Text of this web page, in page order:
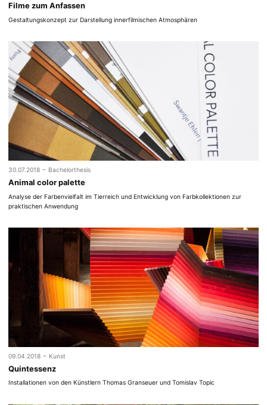
Filme zum Anfassen
Gestaltungskonzept zur Darstellung innerfilmischen Atmosphären
30.07.2018 - Bachelorthesis
Animal color palette
Analyse der Farbenvielfalt im Tierreich und Entwicklung von Farbkollektionen zur
praktischen Anwendung
09.04.2018 - Kunst
Quintessenz
Installationen von den Künstlern Thomas Granseuer und Tomislav Topic